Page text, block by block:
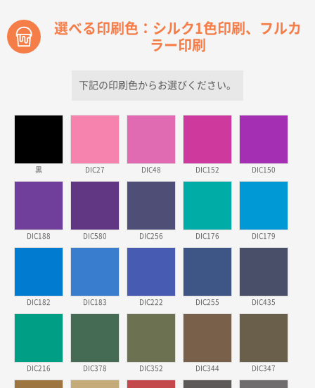
希望の商品、値段であった。いぜん注文したことがあ
東京都株社様
ECOワンポイントポリ袋 A4サイズ（白）500枚
埼玉県のお客様
安そうだった
選べる印刷色：シルク1色印刷、フルカ
ラー印刷
下記の印刷色からお選びください。
黒 DIC27 DIC48 DIC152 DIC150
DIC188 DIC580 DIC256 DIC176 DIC179
DIC182 DIC183 DIC222 DIC255 DIC435
DIC216 DIC378 DIC352 DIC344 DIC347